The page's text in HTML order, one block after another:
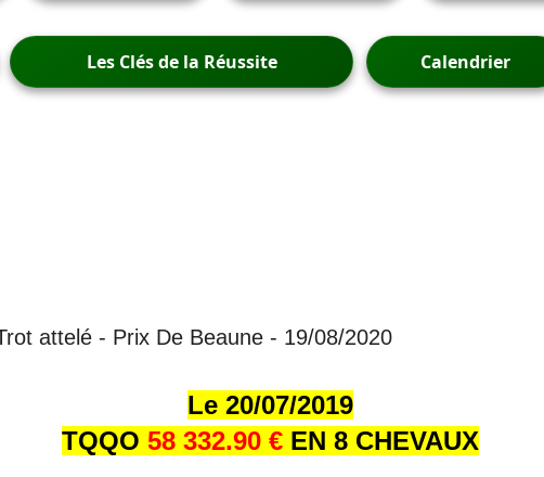
Les Clés de la Réussite Calendrier
attelé - Prix De Beaune - 19/08/2020
Le 20/07/2019
TQQO 58 332.90 €EN 8 CHEVAUX